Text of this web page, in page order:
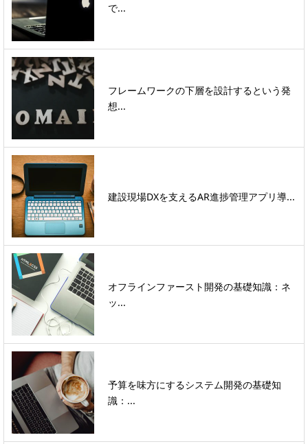
で...
フレームワークの下層を設計するという発
想...
建設現場DXを支えるAR進捗管理アプリ導...
オフラインファースト開発の基礎知識：ネ
ッ...
予算を味方にするシステム開発の基礎知
識：...